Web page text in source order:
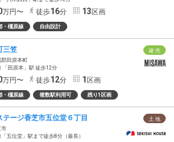
万円〜 徒歩16分 13区画
・橿原線 自由設計
建 売
三笠
田原本町
「田原本」駅 徒歩12分
万円〜 徒歩12分 1区画
・橿原線 複数駅利用可 残り1区画
土 地
テージ香芝市五位堂６丁目
市
五位堂」駅まで徒歩8分（最長）